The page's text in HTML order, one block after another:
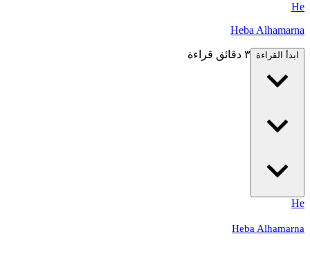
He
Heba Alhamarna
ابدأ القراءة ٣ دقائق قراءة
He
Heba Alhamarna